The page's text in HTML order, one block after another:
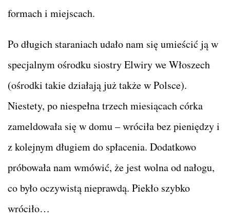
formach i miejscach.
Po długich staraniach udało nam się umieścić ją w
specjalnym ośrodku siostry Elwiry we Włoszech
(ośrodki takie działają już także w Polsce).
Niestety, po niespełna trzech miesiącach córka
zameldowała się w domu – wróciła bez pieniędzy i
z kolejnym długiem do spłacenia. Dodatkowo
próbowała nam wmówić, że jest wolna od nałogu,
co było oczywistą nieprawdą. Piekło szybko
wróciło…